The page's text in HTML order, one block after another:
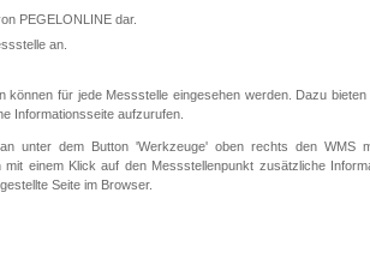
PEGELONLINE dar.
an.
können für jede Messstelle eingesehen werden. Dazu
Informationsseite aufzurufen.
unter dem Button 'Werkzeuge' oben rechts den WMS
einem Klick auf den Messstellenpunkt zusätzliche
Seite im Browser.